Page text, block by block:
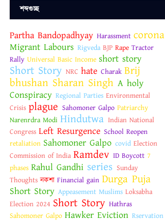
শব্দগুচ্ছ
Partha Bandopadhyay Harassment corona
Migrant Labours Rigveda BJP Rape Tractor
Rally Universal Basic Income short story
Short Story NRC hate Charak Brij
bhushan Sharan Singh A holy
Conspiracy Regional Parties Environmental
Crisis plague Sahomoner Galpo Patriarchy
Narenrdra Modi Hindutwa Indian National
Congress Left Resurgence School Reopen
retaliation Sahomoner Galpo covid Election
Commission of India Ramdev ID Boycott 7
phases Rahul Gandhi series Sunday
Thoughts নকশা Financial gain Durga Puja
Short Story Appeasement Muslims Loksabha
Election 2024 Short Story Hathras
Sahomoner Galpo Hawker Eviction Rservation